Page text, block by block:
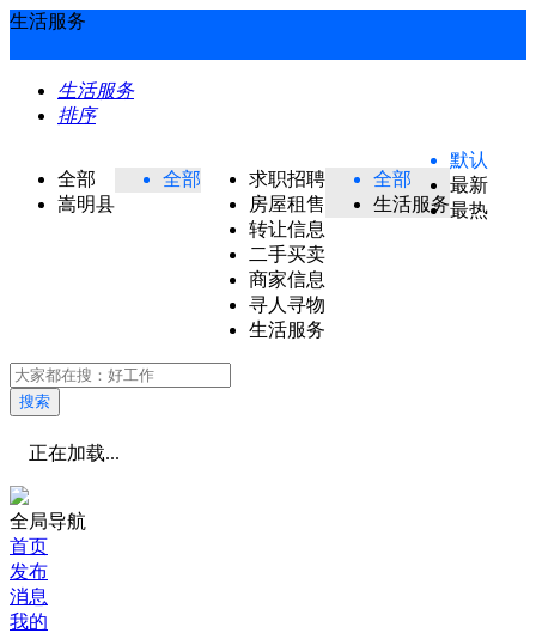
生活服务
生活服务
排序
全部
嵩明县
全部
求职招聘
房屋租售
转让信息
二手买卖
商家信息
寻人寻物
生活服务
全部
生活服务
默认
最新
最热
搜索
正在加载...
全局导航
首页
发布
消息
我的